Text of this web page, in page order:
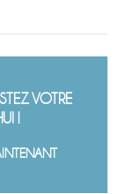
VOTRE
!